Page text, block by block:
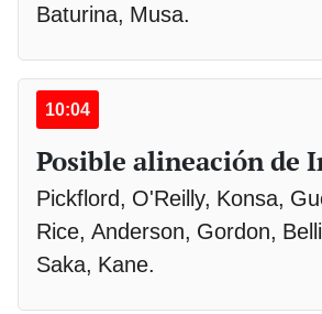
Baturina, Musa.
10:04
Posible alineación de
Pickflord, O'Reilly, Konsa,
Rice, Anderson, Gordon,
Saka, Kane.